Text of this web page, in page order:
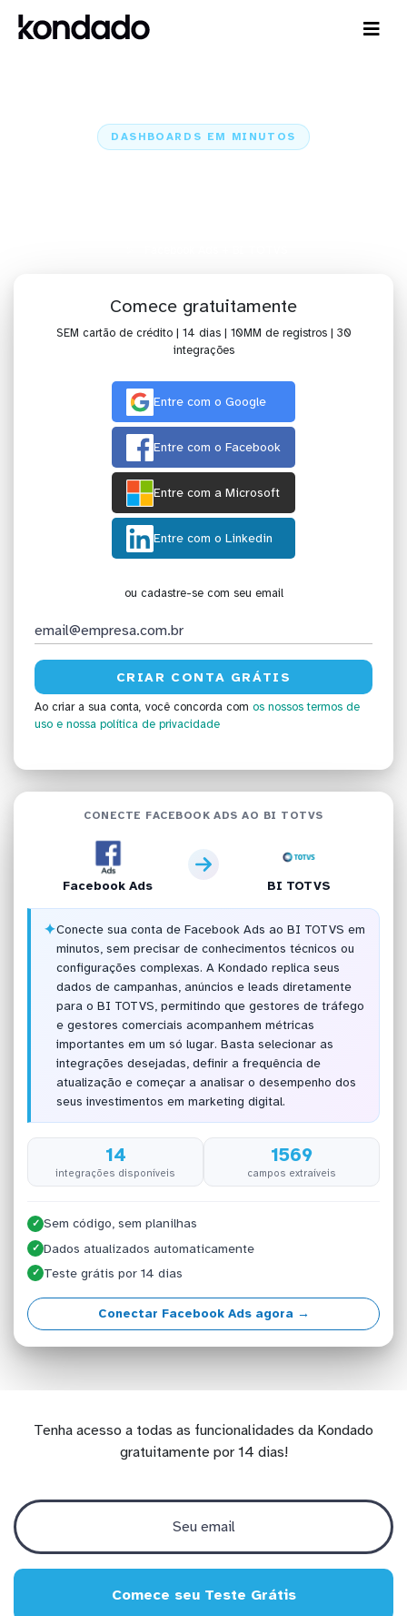
DASHBOARDS EM MINUTOS
Comece gratuitamente
SEM cartão de crédito | 14 dias | 10MM de registros | 30
integrações
Entre com o Google
Entre com o Facebook
Entre com a Microsoft
Entre com o Linkedin
ou cadastre-se com seu email
Ao criar a sua conta, você concorda com os nossos termos de
uso e nossa política de privacidade
CONECTE FACEBOOK ADS AO BI TOTVS
Facebook Ads BI TOTVS
✦Conecte sua conta de Facebook Ads ao BI TOTVS em
minutos, sem precisar de conhecimentos técnicos ou
configurações complexas. A Kondado replica seus
dados de campanhas, anúncios e leads diretamente
para o BI TOTVS, permitindo que gestores de tráfego
e gestores comerciais acompanhem métricas
importantes em um só lugar. Basta selecionar as
integrações desejadas, definir a frequência de
atualização e começar a analisar o desempenho dos
seus investimentos em marketing digital.
14
integrações disponíveis
1569
campos extraíveis
✓ Sem código, sem planilhas
✓ Dados atualizados automaticamente
✓ Teste grátis por 14 dias
Conectar Facebook Ads agora →
Tenha acesso a todas as funcionalidades da Kondado
gratuitamente por 14 dias!
Comece seu Teste Grátis